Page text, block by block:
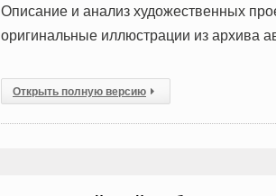
Описание и анализ художественных
оригинальные иллюстрации из архива
Открыть полную версию